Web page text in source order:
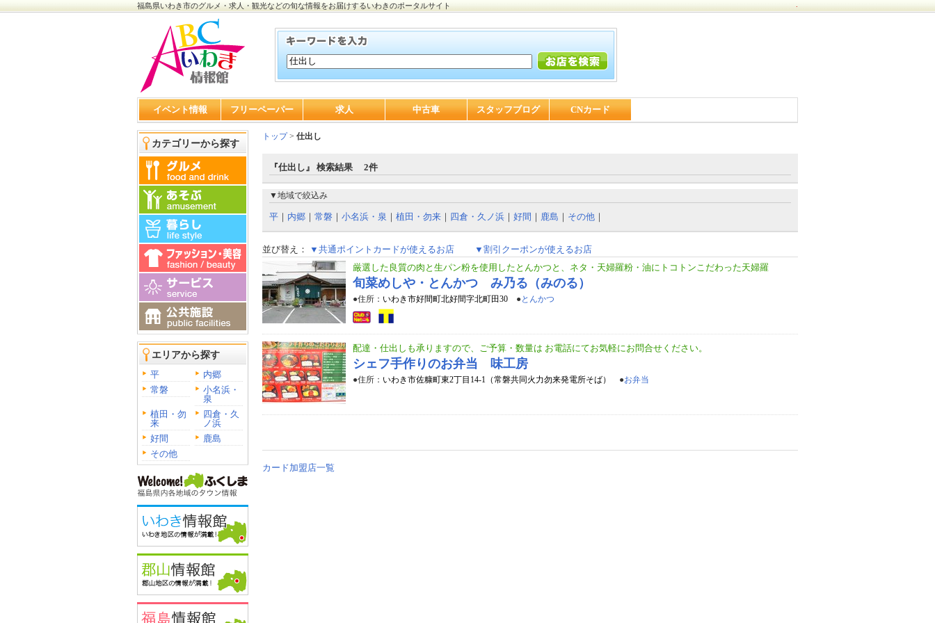
福島県いわき市のグルメ・求人・観光などの旬な情報をお届けするいわきのポータルサイト
イベント情報 フリーペーパー 求人 中古車 スタッフブログ CNカード
カテゴリーから探す
エリアから探す
平
内郷
常磐
小名浜・
泉
植田・勿
来
四倉・久
ノ浜
好間
鹿島
その他
トップ> 仕出し
『仕出し』 検索結果 2件
▼地域で絞込み
平 ｜ 内郷 ｜ 常磐 ｜ 小名浜・泉 ｜ 植田・勿来 ｜ 四倉・久ノ浜 ｜ 好間 ｜ 鹿島 ｜ その他 ｜
並び替え： ▼共通ポイントカードが使えるお店
▼割引クーポンが使えるお店
厳選した良質の肉と生パン粉を使用したとんかつと、ネタ・天婦羅粉・油にトコトンこだわった天婦羅
旬菜めしや・とんかつ み乃る（みのる）
●住所： いわき市好間町北好間字北町田30 ●とんかつ
配達・仕出しも承りますので、ご予算・数量は お電話にてお気軽にお問合せください。
シェフ手作りのお弁当 味工房
●住所： いわき市佐糠町東2丁目14-1（常磐共同火力勿来発電所そば） ●お弁当
カード加盟店一覧